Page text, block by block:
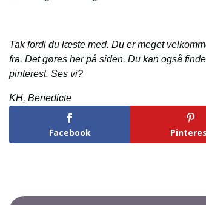
Tak fordi du læste med. Du er meget
fra. Det gøres her på siden. Du kan også
pinterest. Ses vi?
KH, Benedicte
Facebook